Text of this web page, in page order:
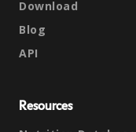
Download
Blog
API
Resources